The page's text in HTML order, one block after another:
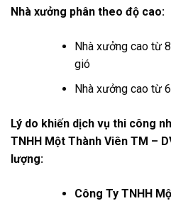
Nhà xưởng phân theo độ cao:
Nhà xưởng cao từ
gió
Nhà xưởng cao từ
Lý do khiến dịch vụ thi công
TNHH Một Thành Viên TM –
lượng:
Công Ty TNHH